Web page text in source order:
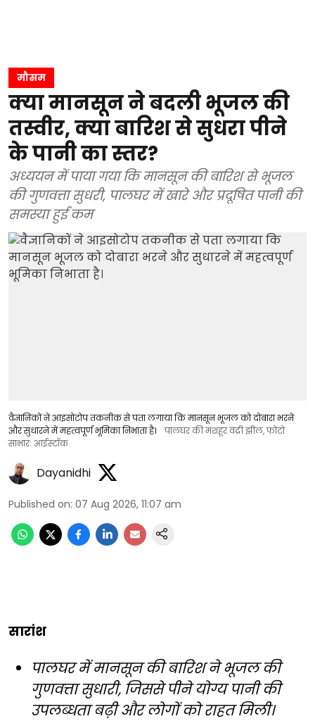
मौसम
क्या मानसून ने बदली भूजल की
तस्वीर, क्या बारिश से सुधरा पीने
के पानी का स्तर?
अध्ययन में पाया गया कि मानसून की बारिश से भूजल
की गुणवत्ता सुधरी, पालघर में खारे और प्रदूषित पानी की
समस्या हुई कम
वैज्ञानिकों ने आइसोटोप तकनीक से पता लगाया कि मानसून भूजल को दोबारा भरने
और सुधारने में महत्वपूर्ण भूमिका निभाता है।
पालघर की मशहूर वंद्री झील, फोटो
साभार: आईस्टॉक
Dayanidhi
Published on: 07 Aug 2026, 11:07 am
सारांश
पालघर में मानसून की बारिश ने भूजल की
गुणवत्ता सुधारी, जिससे पीने योग्य पानी की
उपलब्धता बढ़ी और लोगों को राहत मिली।